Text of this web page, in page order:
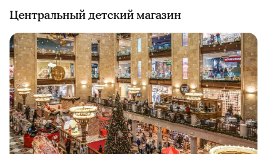
Центральный детский магазин